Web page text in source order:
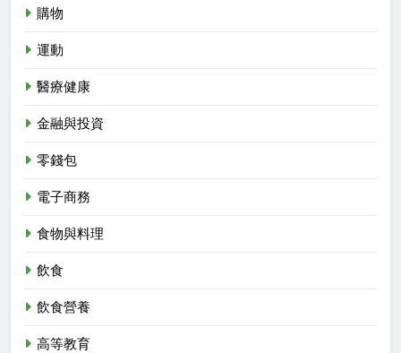
購物
運動
醫療健康
金融與投資
零錢包
電子商務
食物與料理
飲食
飲食營養
高等教育